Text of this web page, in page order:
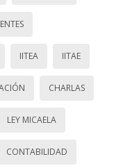
IITEA IITAE
CHARLAS
LEY MICAELA
CONTABILIDAD